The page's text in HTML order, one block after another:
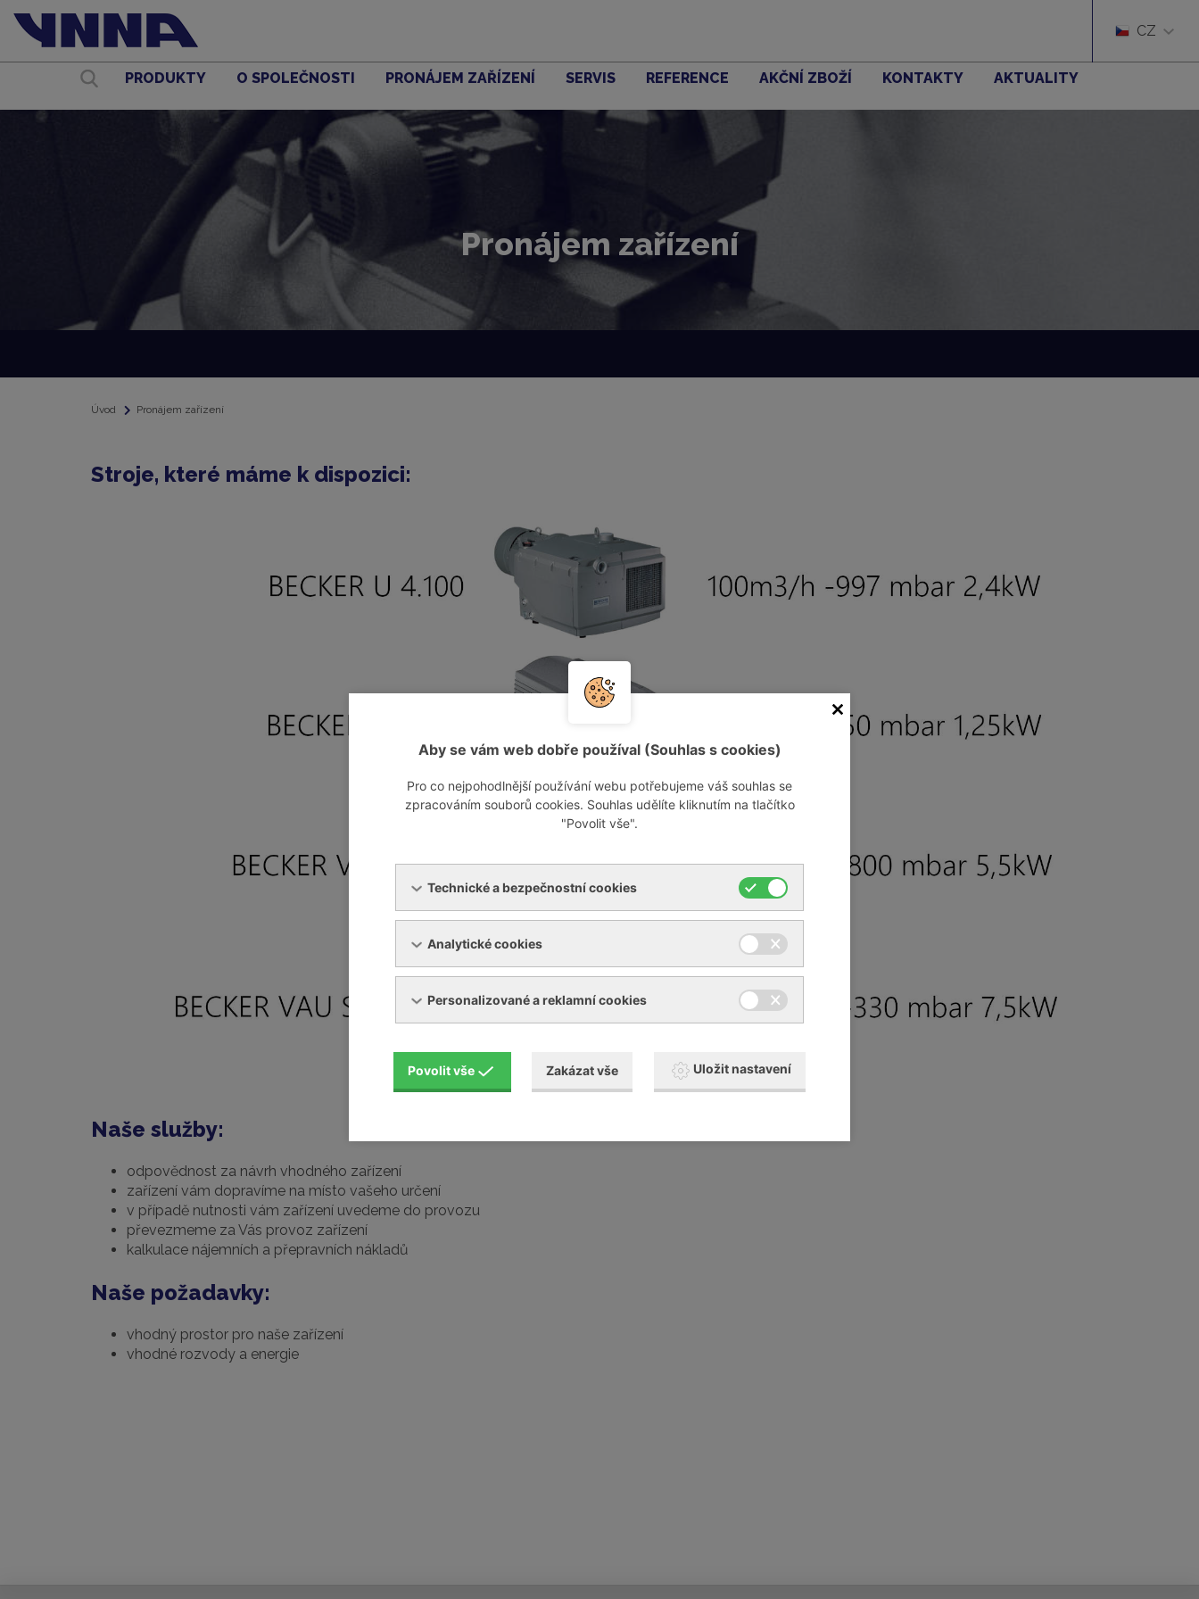
CZ
PRODUKTY O SPOLEČNOSTI PRONÁJEM ZAŘÍZENÍ SERVIS REFERENCE AKČNÍ ZBOŽÍ KONTAKTY AKTUALITY
Pronájem zařízení
Úvod Pronájem zařízení
Stroje, které máme k dispozici:
Naše služby:
odpovědnost za návrh vhodného zařízení
zařízení vám dopravíme na místo vašeho určení
v případě nutnosti vám zařízení uvedeme do provozu
převezmeme za Vás provoz zařízení
kalkulace nájemních a přepravních nákladů
Naše požadavky:
vhodný prostor pro naše zařízení
vhodné rozvody a energie
Aby se vám web dobře používal (Souhlas s cookies)
Pro co nejpohodlnější používání webu potřebujeme váš souhlas se
zpracováním souborů cookies. Souhlas udělíte kliknutím na tlačítko
"Povolit vše".
Technické a bezpečnostní cookies
Analytické cookies
Personalizované a reklamní cookies
Povolit vše Zakázat vše Uložit nastavení